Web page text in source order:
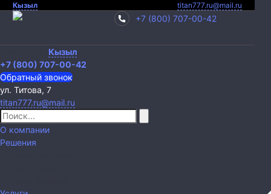
Кызыл titan777.ru@mail.ru
+7 (800) 707-00-42
Кызыл
+7 (800) 707-00-42
Обратный звонок
ул. Титова, 7
titan777.ru@mail.ru
О компании
Решения